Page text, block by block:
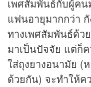
เพศสัมพันธ์กับผู้ค
แฟนอายุมากกว่า กั
ทางเพศสัมพันธ์ด้ว
มาเป็นปัจจัย แต่ก็
ใส่ถุงยางอนามัย (
ด้วยกัน) จะทำให้ค